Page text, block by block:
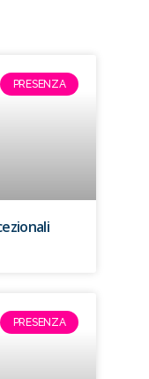
PRESENZA
PRESENZA